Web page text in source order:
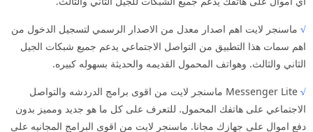
√ ماسنجر لايت اهم اصدار معدل من الاصدار الرسمي لتسجيل الدخول من
اهم سمات هذا التطبيق من التواصل الاجتماعي يدعم جميع شبكات الجيل
الثاني والثالث. وهواتف المحمول القديمه والحديثة بسهوله كبيره.
√
Messenger Lite ماسنجر لايت من اقوى برامج الدردشه والتواصل
الاجتماعي على هاتفك المحمول. للتعرف على كل ما هو جديد ومميز بدون
دفع اموال على جهازك مجانا. ماسنجر لايت من اقوى البرامج المجانيه على